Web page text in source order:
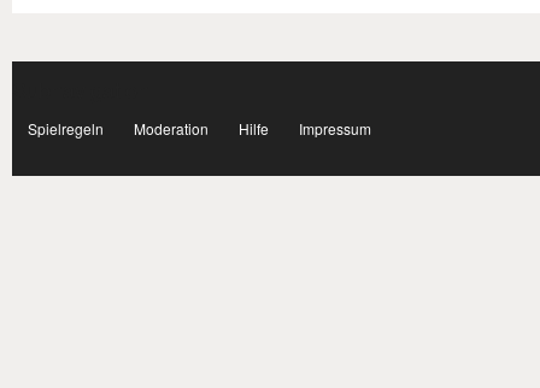
Spielregeln Moderation Hilfe Impressum